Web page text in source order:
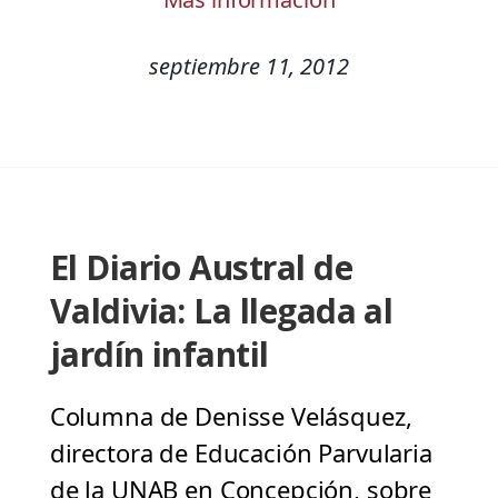
septiembre 11, 2012
El Diario Austral de
Valdivia: La llegada al
jardín infantil
Columna de Denisse Velásquez,
directora de Educación Parvularia
de la UNAB en Concepción, sobre